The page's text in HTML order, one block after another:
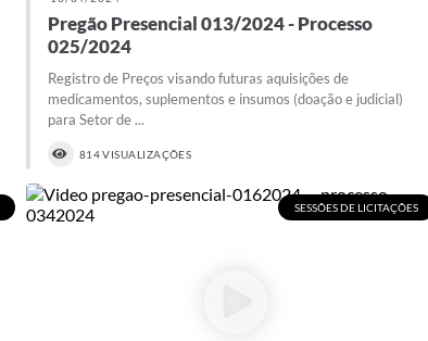
Pregão Presencial 013/2024 - Processo
025/2024
Registro de Preços visando futuras aquisições de
medicamentos, suplementos e insumos (doação e judicial)
para Setor de ...
814 VISUALIZAÇÕES
SESSÕES DE LICITAÇÕES